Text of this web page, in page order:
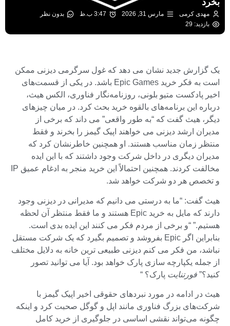
بخرد
مهدی کرمی مارس 31, 2026 3:47 ب.ظ
بدون نظر
بازدید: 29
یک گزارش جدید نشان می دهد که غول سرگرمی دیزنی ممکن
است به فکر خرید Epic Games باشد. در یکی از قسمت‌های
اخیر پادکست متیو بلونی، روزنامه‌نگار فناوری، الکس هیث،
درباره این برنامه‌های بالقوه خرید بحث کرد. در میان چیزهای
دیگر، هیث گفت که “به طور واقعی” می داند که برخی از
مدیران ارشد دیزنی می خواهند اپیک گیمز را بخرند و فقط
منتظر زمان مناسب هستند. او همچنین خاطرنشان کرد که
مدیران دیگری در داخل شرکت وجود داشتند که با این ایده
مخالفت کردند. همچنین احتمالاً این خرید منجر به ادغام عمیق IP
و تخصص هر دو شرکت خواهد شد.
هیث گفت: “ما به درستی می دانیم که مدیرانی در دیزنی وجود
دارند که مایل به خرید Epic هستند و ما فقط منتظر آن لحظه
هستیم.” “و برخی از مردم فکر می کنند این ایده بدی است.
بنابراین اگر Epic بفروشد و تصمیم بگیرد که یک شرکت مستقل
نباشد، من فکر می کنم دیزنی طبیعی ترین خانه به دلایل مختلف
از جمله یکپارچه سازی پارک خواهد بود. آیا می توانید تصور
کنید؟” فورتنایت پارک؟ “
هیث در ادامه در مورد نبردهای حقوقی اخیر اپیک گیمز با
شرکت‌های بزرگ فناوری مانند اپل و گوگل صحبت کرد و اینکه
چگونه می‌تواند نقشی اساسی در جلوگیری از خرید کامل